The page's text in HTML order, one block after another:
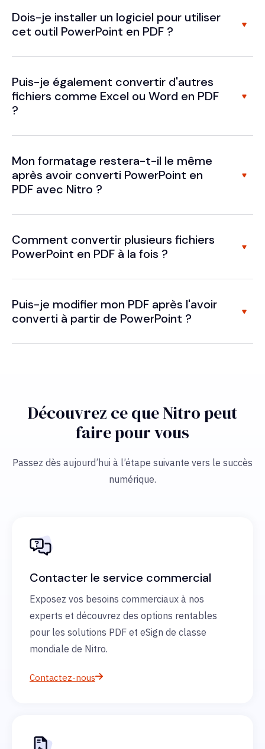
Dois-je installer un logiciel pour utiliser
cet outil PowerPoint en PDF ?
Puis-je également convertir d'autres
fichiers comme Excel ou Word en PDF
?
Mon formatage restera-t-il le même
après avoir converti PowerPoint en
PDF avec Nitro ?
Comment convertir plusieurs fichiers
PowerPoint en PDF à la fois ?
Puis-je modifier mon PDF après l'avoir
converti à partir de PowerPoint ?
Découvrez ce que Nitro peut
faire pour vous
Passez dès aujourd’hui à l’étape suivante vers le succès
numérique.
Contacter le service commercial
Exposez vos besoins commerciaux à nos
experts et découvrez des options rentables
pour les solutions PDF et eSign de classe
mondiale de Nitro.
Contactez-nous